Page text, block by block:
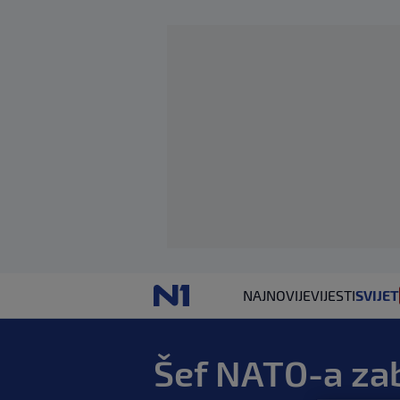
NAJNOVIJEVIJESTISVIJET
Šef NATO-a